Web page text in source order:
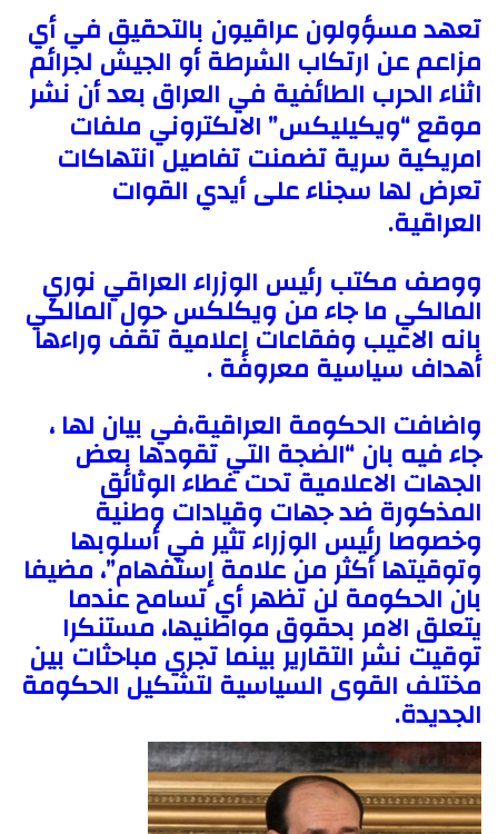
w
o
T
w
t
n
e
m
a
i
تعهد مسؤولون عراقيون بالتحقيق في أي
مزاعم عن ارتكاب الشرطة أو الجيش لجرائم
اثناء الحرب الطائفية في العراق بعد أن نشر
موقع “ويكيليكس” الالكتروني ملفات
امريكية سرية تضمنت تفاصيل انتهاكات
تعرض لها سجناء على أيدي القوات
العراقية.
ووصف مكتب رئيس الوزراء العراقي نوري
المالكي ما جاء من ويكلكس حول المالكي
بانه الاعيب وفقاعات إعلامية تقف وراءها
أهداف سياسية معروفة .
واضافت الحكومة العراقية،في بيان لها ،
جاء فيه بان “الضجة التي تقودها بعض
الجهات الاعلامية تحت غطاء الوثائق
المذكورة ضد جهات وقيادات وطنية
وخصوصا رئيس الوزراء تثير في أسلوبها
وتوقيتها أكثر من علامة إستفهام”، مضيفا
بان الحكومة لن تظهر أي تسامح عندما
يتعلق الامر بحقوق مواطنيها، مستنكرا
توقيت نشر التقارير بينما تجري مباحثات بين
مختلف القوى السياسية لتشكيل الحكومة
الجديدة.